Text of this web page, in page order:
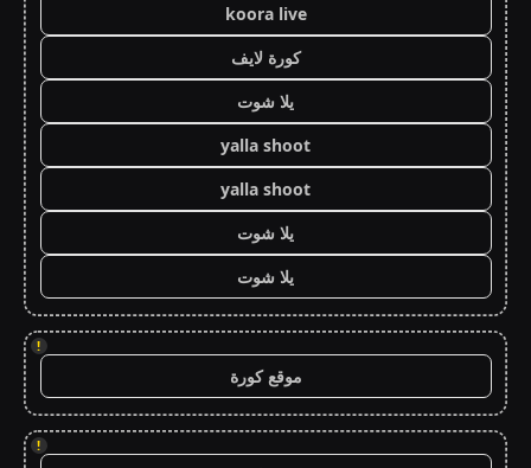
koora live
كورة لايف
يلا شوت
yalla shoot
yalla shoot
يلا شوت
يلا شوت
!
موقع كورة
!